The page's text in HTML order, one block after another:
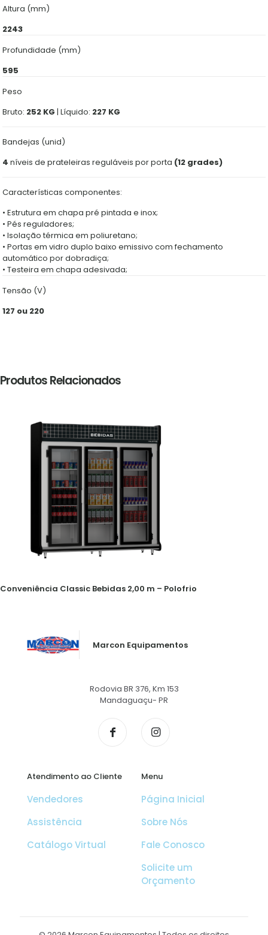
Altura (mm)
2243
Profundidade (mm)
595
Peso
Bruto: 252 KG | Líquido: 227 KG
Bandejas (unid)
4 níveis de prateleiras reguláveis por porta (12 grades)
Características componentes:
• Estrutura em chapa pré pintada e inox;
• Pés reguladores;
• Isolação térmica em poliuretano;
• Portas em vidro duplo baixo emissivo com fechamento
automático por dobradiça;
• Testeira em chapa adesivada;
Tensão (V)
127 ou 220
Produtos Relacionados
Conveniência Classic Bebidas 2,00 m – Polofrio
Marcon Equipamentos
Rodovia BR 376, Km 153
Mandaguaçu- PR
Atendimento ao Cliente
Vendedores
Assistência
Catálogo Virtual
Menu
Página Inicial
Sobre Nós
Fale Conosco
Solicite um
Orçamento